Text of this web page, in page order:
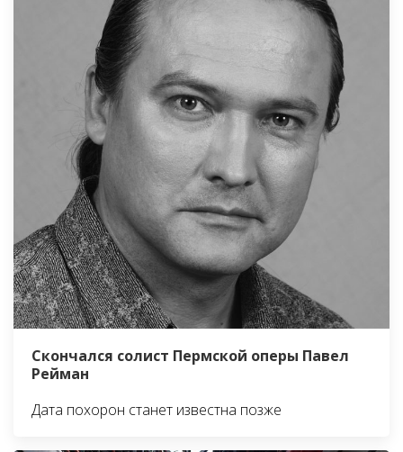
Скончался солист Пермской оперы Павел
Рейман
Дата похорон станет известна позже